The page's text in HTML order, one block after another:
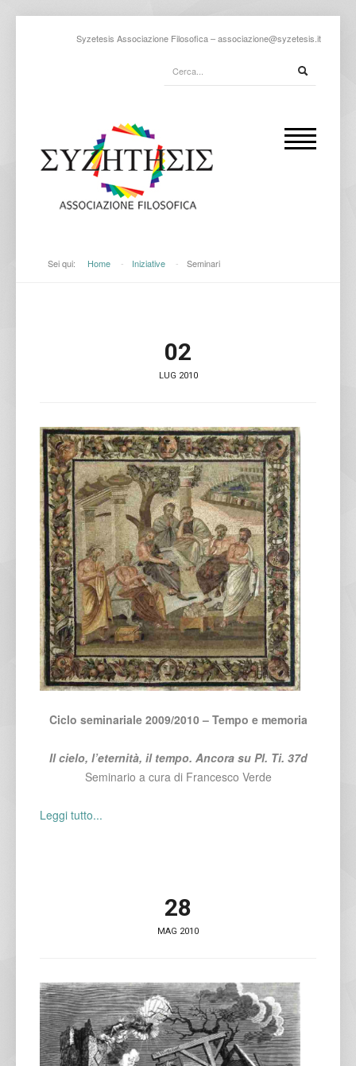
Syzetesis Associazione Filosofica –associazione@syzetesis.it
Sei qui: Home - Iniziative - Seminari
02
LUG 2010
Ciclo seminariale 2009/2010 – Tempo e memoria
Il cielo, l’eternità, il tempo. Ancora su Pl. Ti. 37d
Seminario a cura di Francesco Verde
Leggi tutto...
28
MAG 2010